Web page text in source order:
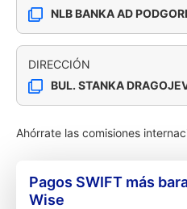
NLB BANKA AD
DIRECCIÓN
BUL. STANKA
Ahórrate las comisiones
Pagos SWIFT más
Wise